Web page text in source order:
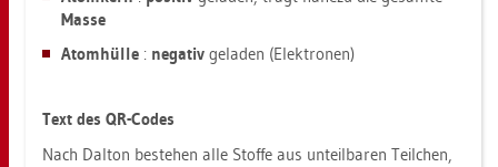
Masse
Atom­hül­le : ne­ga­tiv ge­la­den (Elek­tro­nen)
Text des QR-Codes
Nach Dal­ton be­ste­hen alle Stof­fe aus un­teil­ba­ren Teil­chen,